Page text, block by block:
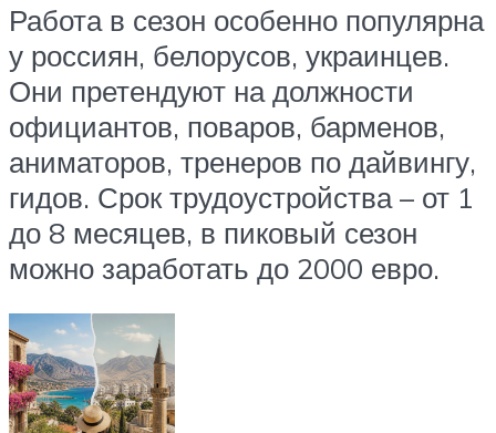
Работа в сезон особенно популярна
у россиян, белорусов, украинцев.
Они претендуют на должности
официантов, поваров, барменов,
аниматоров, тренеров по дайвингу,
гидов. Срок трудоустройства – от 1
до 8 месяцев, в пиковый сезон
можно заработать до 2000 евро.